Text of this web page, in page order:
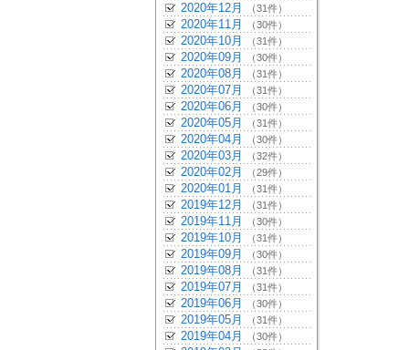
2020年12月 （31件）
2020年11月 （30件）
2020年10月 （31件）
2020年09月 （30件）
2020年08月 （31件）
2020年07月 （31件）
2020年06月 （30件）
2020年05月 （31件）
2020年04月 （30件）
2020年03月 （32件）
2020年02月 （29件）
2020年01月 （31件）
2019年12月 （31件）
2019年11月 （30件）
2019年10月 （31件）
2019年09月 （30件）
2019年08月 （31件）
2019年07月 （31件）
2019年06月 （30件）
2019年05月 （31件）
2019年04月 （30件）